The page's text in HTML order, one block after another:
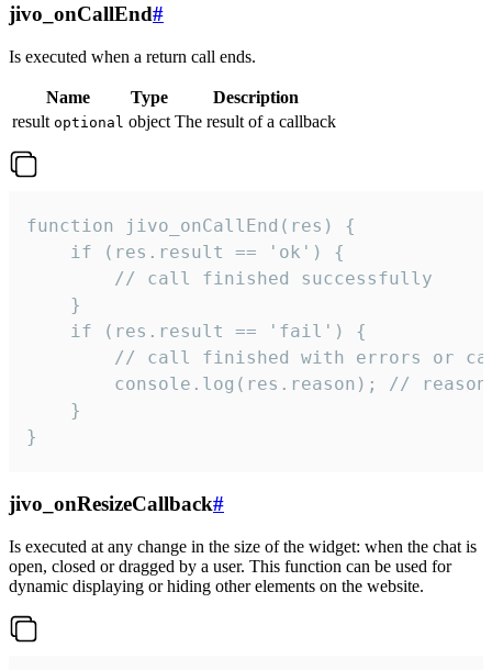
jivo_onCallEnd#
Is executed when a return call ends.
Name Type
Description
result optional object The result of a callback
function jivo_onCallEnd(res) {
    if (res.result == 'ok') {
        // call finished successfully
    }
    if (res.result == 'fail') {
// call finished with errors or
console.log(res.reason); //
    }
}
jivo_onResizeCallback#
Is executed at any change in the size of the widget: when the chat is
open, closed or dragged by a user. This function can be used for
dynamic displaying or hiding other elements on the website.